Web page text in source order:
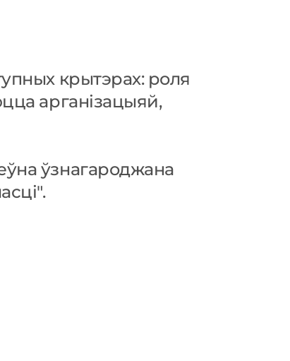
крытэрах: роля
арганізацыяй,
ўзнагароджана